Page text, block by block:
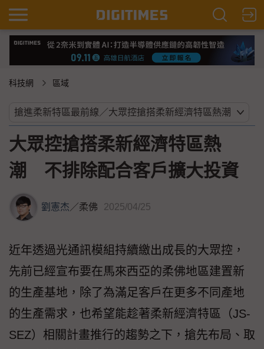
科技網 區域
大眾控搶搭柔新經濟特區熱
潮 不排除配合客戶擴大投資
劉憲杰／柔佛 2025/04/25
近年透過光通訊模組持續繳出成長的大眾控，
先前已經宣布要在馬來西亞的柔佛地區建置新
的生產基地，除了為滿足客戶在更多不同產地
的生產需求，也希望能趁著柔新經濟特區（JS-
SEZ）相關計畫推行的趨勢之下，搶先布局、取